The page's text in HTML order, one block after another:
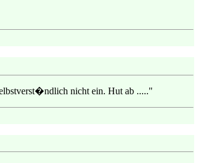
nicht ein. Hut ab ....."